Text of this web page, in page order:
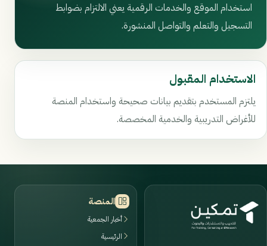
استخدام الموقع والخدمات الرقمية يعني الالتزام بضوابط
التسجيل والتعلم والتواصل المنشورة.
الاستخدام المقبول
يلتزم المستخدم بتقديم بيانات صحيحة واستخدام المنصة
للأغراض التدريبية والخدمية المخصصة.
المنصة
أخبار الجمعية
الرئيسية